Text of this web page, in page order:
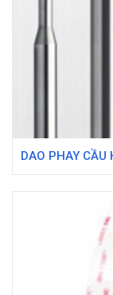
DAO PHAY CẦU